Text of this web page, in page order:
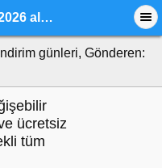
Mayıs sıkıntısı 2026 alışveriş ve indirim günleri,
indirim günleri, Gönderen:
ücretsiz
tüm